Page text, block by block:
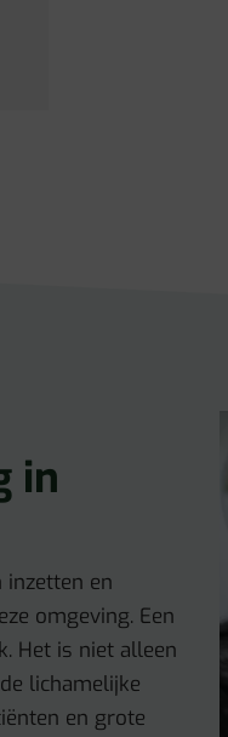
in
inzetten en
omgeving. Een
Het is niet alleen
lichamelijke
en grote